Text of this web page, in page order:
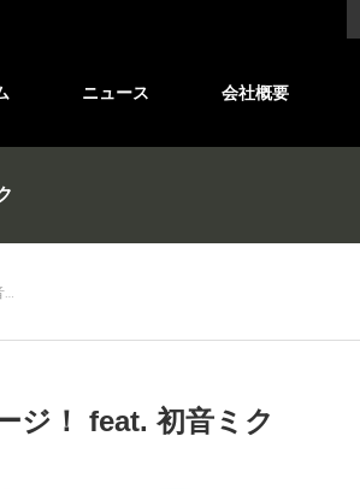
ニュース 会社概要
…
ジ！ feat. 初音ミク